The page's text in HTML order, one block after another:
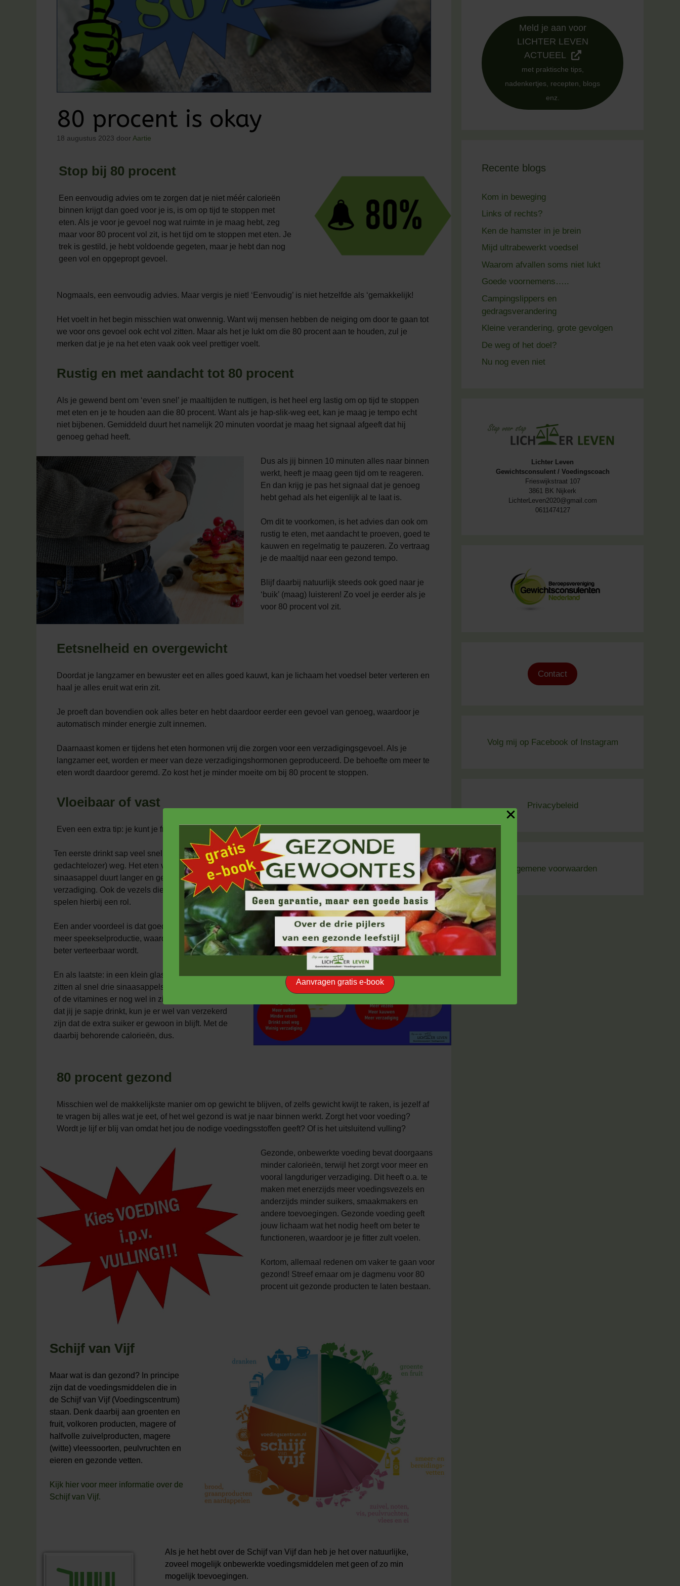
Aanvragen gratis e-book
80 procent is okay
18 augustus 2023 door Aartie
Stop bij 80 procent
Een eenvoudig advies om te zorgen dat je niet méér calorieën
binnen krijgt dan goed voor je is, is om op tijd te stoppen met
eten. Als je voor je gevoel nog wat ruimte in je maag hebt, zeg
maar voor 80 procent vol zit, is het tijd om te stoppen met eten. Je
trek is gestild, je hebt voldoende gegeten, maar je hebt dan nog
geen vol en opgepropt gevoel.
Nogmaals, een eenvoudig advies. Maar vergis je niet! ‘Eenvoudig’ is niet hetzelfde als ‘gemakkelijk!
Het voelt in het begin misschien wat onwennig. Want wij mensen hebben de neiging om door te gaan tot
we voor ons gevoel ook echt vol zitten. Maar als het je lukt om die 80 procent aan te houden, zul je
merken dat je je na het eten vaak ook veel prettiger voelt.
Rustig en met aandacht tot 80 procent
Als je gewend bent om ‘even snel’ je maaltijden te nuttigen, is het heel erg lastig om op tijd te stoppen
met eten en je te houden aan die 80 procent. Want als je hap-slik-weg eet, kan je maag je tempo echt
niet bijbenen. Gemiddeld duurt het namelijk 20 minuten voordat je maag het signaal afgeeft dat hij
genoeg gehad heeft.
Dus als jij binnen 10 minuten alles naar binnen
werkt, heeft je maag geen tijd om te reageren.
En dan krijg je pas het signaal dat je genoeg
hebt gehad als het eigenlijk al te laat is.
Om dit te voorkomen, is het advies dan ook om
rustig te eten, met aandacht te proeven, goed te
kauwen en regelmatig te pauzeren. Zo vertraag
je de maaltijd naar een gezond tempo.
Blijf daarbij natuurlijk steeds ook goed naar je
‘buik’ (maag) luisteren! Zo voel je eerder als je
voor 80 procent vol zit.
Eetsnelheid en overgewicht
Doordat je langzamer en bewuster eet en alles goed kauwt, kan je lichaam het voedsel beter verteren en
haal je alles eruit wat erin zit.
Je proeft dan bovendien ook alles beter en hebt daardoor eerder een gevoel van genoeg, waardoor je
automatisch minder energie zult innemen.
Daarnaast komen er tijdens het eten hormonen vrij die zorgen voor een verzadigingsgevoel. Als je
langzamer eet, worden er meer van deze verzadigingshormonen geproduceerd. De behoefte om meer te
eten wordt daardoor geremd. Zo kost het je minder moeite om bij 80 procent te stoppen.
Vloeibaar of vast
Even een extra tip: je kunt je fruit beter in vaste vorm eten dan als sap of in een smoothie.
Ten eerste drinkt sap veel sneller (en
gedachtelozer) weg. Het eten van een appel of
sinaasappel duurt langer en geeft daardoor meer
verzadiging. Ook de vezels die in vers fruit zitten,
spelen hierbij een rol.
Een ander voordeel is dat goed kauwen zorgt voor
meer speekselproductie, waardoor het voedsel
beter verteerbaar wordt.
En als laatste: in een klein glas sinaasappelsap
zitten al snel drie sinaasappels. Los van de vraag
of de vitamines er nog wel in zitten tegen de tijd
dat jij je sapje drinkt, kun je er wel van verzekerd
zijn dat de extra suiker er gewoon in blijft. Met de
daarbij behorende calorieën, dus.
80 procent gezond
Misschien wel de makkelijkste manier om op gewicht te blijven, of zelfs gewicht kwijt te raken, is jezelf af
te vragen bij alles wat je eet, of het wel gezond is wat je naar binnen werkt. Zorgt het voor voeding?
Wordt je lijf er blij van omdat het jou de nodige voedingsstoffen geeft? Of is het uitsluitend vulling?
Gezonde, onbewerkte voeding bevat doorgaans
minder calorieën, terwijl het zorgt voor meer en
vooral langduriger verzadiging. Dit heeft o.a. te
maken met enerzijds meer voedingsvezels en
anderzijds minder suikers, smaakmakers en
andere toevoegingen. Gezonde voeding geeft
jouw lichaam wat het nodig heeft om beter te
functioneren, waardoor je je fitter zult voelen.
Kortom, allemaal redenen om vaker te gaan voor
gezond! Streef ernaar om je dagmenu voor 80
procent uit gezonde producten te laten bestaan.
Schijf van Vijf
Maar wat is dan gezond? In principe
zijn dat de voedingsmiddelen die in
de Schijf van Vijf (Voedingscentrum)
staan. Denk daarbij aan groenten en
fruit, volkoren producten, magere of
halfvolle zuivelproducten, magere
(witte) vleessoorten, peulvruchten en
eieren en gezonde vetten.
Kijk hier voor meer informatie over de
Schijf van Vijf.
Als je het hebt over de Schijf van Vijf dan heb je het over natuurlijke,
zoveel mogelijk onbewerkte voedingsmiddelen met geen of zo min
mogelijk toevoegingen.
Meld je aan voor
LICHTER LEVEN
ACTUEEL
met praktische tips,
nadenkertjes, recepten, blogs
enz.
Recente blogs
Kom in beweging
Links of rechts?
Ken de hamster in je brein
Mijd ultrabewerkt voedsel
Waarom afvallen soms niet lukt
Goede voornemens…..
Campingslippers en
gedragsverandering
Kleine verandering, grote gevolgen
De weg of het doel?
Nu nog even niet
Lichter Leven
Gewichtsconsulent / Voedingscoach
Frieswijkstraat 107
3861 BK Nijkerk
LichterLeven2020@gmail.com
0611474127
Contact
Volg mij op Facebook of Instagram
Privacybeleid
Algemene voorwaarden